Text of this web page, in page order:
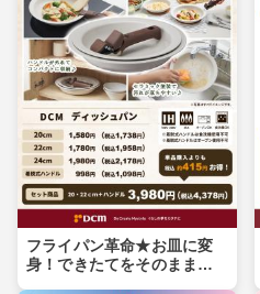
フライパン革命★お皿に変
身！できたてをそのまま食